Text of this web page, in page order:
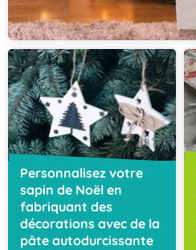
Personnalisez votre
sapin de Noël en
fabriquant des
décorations avec de la
pâte autodurcissante